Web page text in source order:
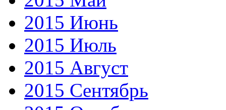
2015 Июнь
2015 Июль
2015 Август
2015 Сентябрь